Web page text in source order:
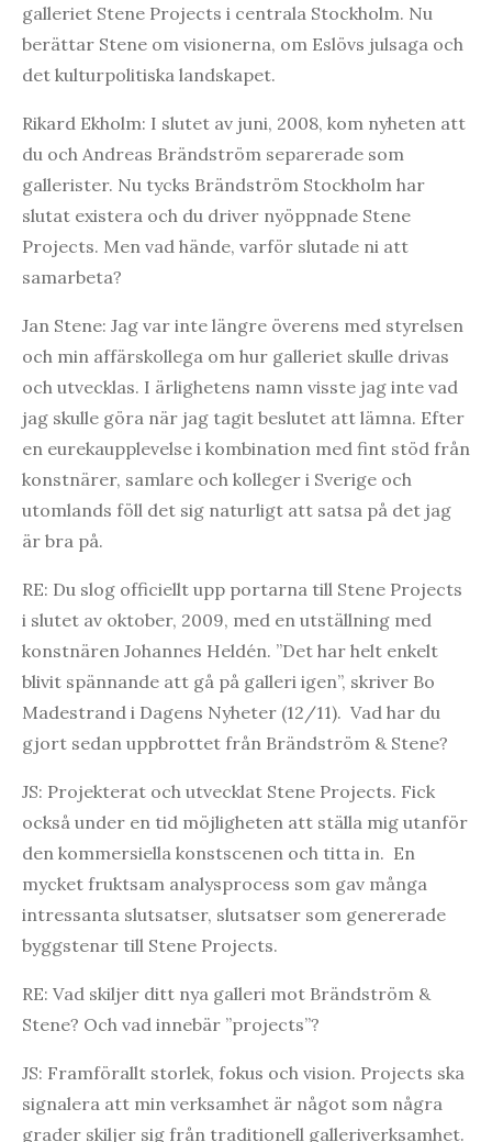
galleriet Stene Projects i centrala Stockholm. Nu
berättar Stene om visionerna, om Eslövs julsaga och
det kulturpolitiska landskapet.
Rikard Ekholm: I slutet av juni, 2008, kom nyheten att
du och Andreas Brändström separerade som
gallerister. Nu tycks Brändström Stockholm har
slutat existera och du driver nyöppnade Stene
Projects. Men vad hände, varför slutade ni att
samarbeta?
Jan Stene: Jag var inte längre överens med styrelsen
och min affärskollega om hur galleriet skulle drivas
och utvecklas. I ärlighetens namn visste jag inte vad
jag skulle göra när jag tagit beslutet att lämna. Efter
en eurekaupplevelse i kombination med fint stöd från
konstnärer, samlare och kolleger i Sverige och
utomlands föll det sig naturligt att satsa på det jag
är bra på.
RE: Du slog officiellt upp portarna till Stene Projects
i slutet av oktober, 2009, med en utställning med
konstnären Johannes Heldén. ”Det har helt enkelt
blivit spännande att gå på galleri igen”, skriver Bo
Madestrand i Dagens Nyheter (12/11). Vad har du
gjort sedan uppbrottet från Brändström & Stene?
JS: Projekterat och utvecklat Stene Projects. Fick
också under en tid möjligheten att ställa mig utanför
den kommersiella konstscenen och titta in. En
mycket fruktsam analysprocess som gav många
intressanta slutsatser, slutsatser som genererade
byggstenar till Stene Projects.
RE: Vad skiljer ditt nya galleri mot Brändström &
Stene? Och vad innebär ”projects”?
JS: Framförallt storlek, fokus och vision. Projects ska
signalera att min verksamhet är något som några
grader skiljer sig från traditionell galleriverksamhet.